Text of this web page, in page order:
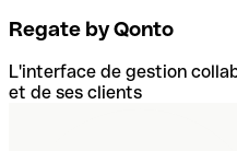
Regate by Qonto
L'interface de gestion
et de ses clients